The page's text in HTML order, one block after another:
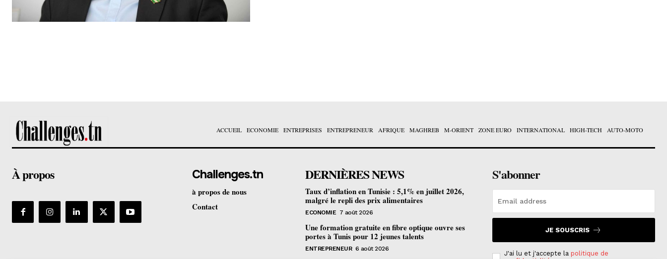
ACCUEIL ECONOMIE ENTREPRISES ENTREPRENEUR AFRIQUE MAGHREB M-ORIENT ZONE EURO INTERNATIONAL HIGH-TECH AUTO-MOTO
À propos Challenges.tn
à propos de nous
Contact
DERNIÈRES NEWS
Taux d’inflation en Tunisie : 5,1% en juillet 2026,
malgré le repli des prix alimentaires
ECONOMIE 7 août 2026
Une formation gratuite en fibre optique ouvre ses
portes à Tunis pour 12 jeunes talents
ENTREPRENEUR 6 août 2026
S'abonner
JE SOUSCRIS
J'ai lu et j'accepte la politique de